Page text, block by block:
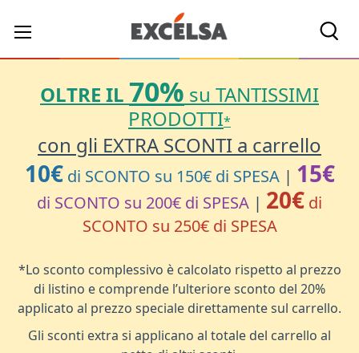
OLTRE IL 70% su TANTISSIMI
PRODOTTI*
con gli EXTRA SCONTI a carrello
10€ di SCONTO su 150€ di SPESA| 15€
di SCONTO su 200€ di SPESA | 20€ di
SCONTO su 250€ di SPESA
*Lo sconto complessivo è calcolato rispetto al prezzo
di listino e comprende l’ulteriore sconto del 20%
applicato al prezzo speciale direttamente sul carrello.
Gli sconti extra si applicano al totale del carrello al